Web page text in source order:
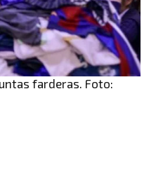
farderas. Foto: